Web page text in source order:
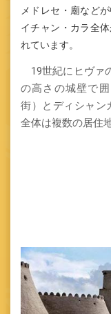
メドレセ・廟など
イチャン・カラ全
れています。
19世紀にヒヴァ
の高さの城壁で
街）とディシャン
全体は複数の居住